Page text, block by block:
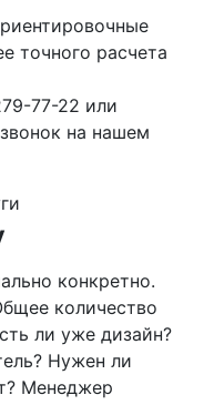
точного расчета
77-22 или
на нашем
конкретно.
количество
ли уже дизайн?
Нужен ли
Менеджер